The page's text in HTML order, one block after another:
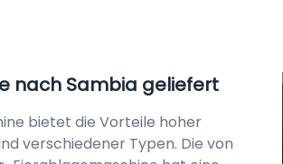
nach Sambia geliefert
bietet die Vorteile hoher
verschiedener Typen. Die von